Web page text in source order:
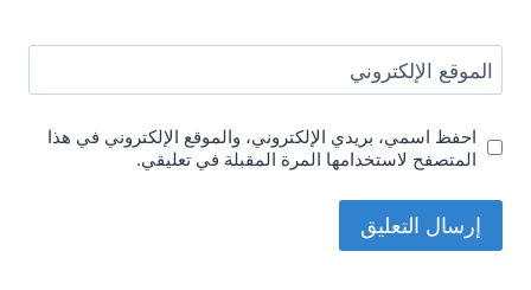
الموقع الإلكتروني
احفظ اسمي، بريدي الإلكتروني، والموقع الإلكتروني في هذا
المتصفح لاستخدامها المرة المقبلة في تعليقي.